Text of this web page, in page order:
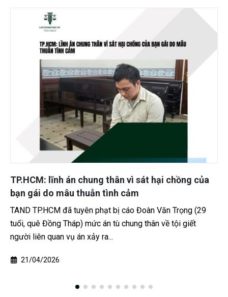
TP.HCM: lĩnh án chung thân vì sát hại chồng của
bạn gái do mâu thuẫn tình cảm
TAND TP.HCM đã tuyên phạt bị cáo Đoàn Văn Trọng (29
tuổi, quê Đồng Tháp) mức án tù chung thân về tội giết
người liên quan vụ án xảy ra...
21/04/2026